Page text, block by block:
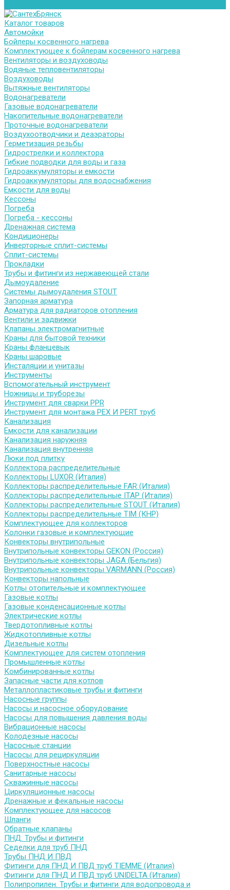
Каталог товаров
Автомойки
Бойлеры косвенного нагрева
Комплектующее к бойлерам косвенного нагрева
Вентиляторы и воздуховоды
Водяные тепловентиляторы
Воздуховоды
Вытяжные вентиляторы
Водонагреватели
Газовые водонагреватели
Накопительные водонагреватели
Проточные водонагреватели
Воздухоотводчики и деаэраторы
Герметизация резьбы
Гидрострелки и коллектора
Гибкие подводки для воды и газа
Гидроаккумуляторы и емкости
Гидроаккумуляторы для водоснабжения
Емкости для воды
Кессоны
Погреба
Погреба - кессоны
Дренажная система
Кондиционеры
Инверторные сплит-системы
Сплит-системы
Прокладки
Трубы и фитинги из нержавеющей стали
Дымоудаление
Системы дымоудаления STOUT
Запорная арматура
Арматура для радиаторов отопления
Вентили и задвижки
Клапаны электромагнитные
Краны для бытовой техники
Краны фланцевык
Краны шаровые
Инсталяции и унитазы
Инструменты
Вспомогательный инструмент
Ножницы и труборезы
Инструмент для сварки PPR
Инструмент для монтажа PEX И PERT труб
Канализация
Емкости для канализации
Канализация наружняя
Канализация внутренняя
Люки под плитку
Коллектора распределительные
Коллекторы LUXOR (Италия)
Коллекторы распределительные FAR (Италия)
Коллекторы распределительные ITAP (Италия)
Коллекторы распределительные STOUT (Италия)
Коллекторы распределительные TIM (КНР)
Комплектующее для коллекторов
Колонки газовые и комплектующие
Конвекторы внутрипольные
Внутрипольные конвекторы GEKON (Россия)
Внутрипольные конвекторы JAGA (Бельгия)
Внутрипольные конвекторы VARMANN (Россия)
Конвекторы напольные
Котлы отопительные и комплектующее
Газовые котлы
Газовые конденсационные котлы
Электрические котлы
Твердотопливные котлы
Жидкотопливные котлы
Дизельные котлы
Комплектующее для систем отопления
Промышленные котлы
Комбинированные котлы
Запасные части для котлов
Металлопластиковые трубы и фитинги
Насосные группы
Насосы и насосное оборудование
Насосы для повышения давления воды
Вибрационные насосы
Колодезные насосы
Насосные станции
Насосы для рециркуляции
Поверхностные насосы
Санитарные насосы
Скважинные насосы
Циркуляционные насосы
Дренажные и фекальные насосы
Комплектующее для насосов
Шланги
Обратные клапаны
ПНД. Трубы и фитинги
Седелки для труб ПНД
Трубы ПНД И ПВД
Фитинги для ПНД И ПВД труб TIEMME (Италия)
Фитинги для ПНД И ПВД труб UNIDELTA (Италия)
Полипропилен. Трубы и фитинги для водопровода и